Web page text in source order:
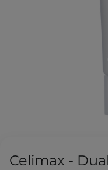
Celimax -